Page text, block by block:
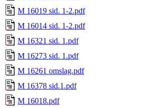
M 16019 sid. 1-2.pdf
M 16014 sid. 1-2.pdf
M 16321 sid. 1.pdf
M 16273 sid. 1.pdf
M 16261 omslag.pdf
M 16378 sid.1.pdf
M 16018.pdf